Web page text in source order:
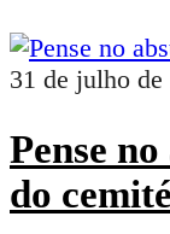
31 de julho de
Pense
do